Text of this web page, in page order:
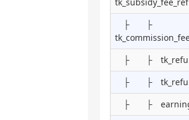
├ ├
├ ├
├ ├
├ ├